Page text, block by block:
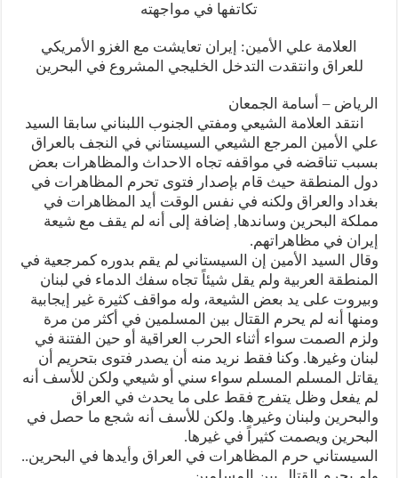
تكاتفها في مواجهته
العلامة علي الأمين: إيران تعايشت مع الغزو الأمريكي
للعراق وانتقدت التدخل الخليجي المشروع في البحرين
الرياض – أسامة الجمعان
انتقد العلامة الشيعي ومفتي الجنوب اللبناني سابقا السيد
علي الأمين المرجع الشيعي السيستاني في النجف بالعراق
بسبب تناقضه في مواقفه تجاه الاحداث والمظاهرات بعض
دول المنطقة حيث قام بإصدار فتوى تحرم المظاهرات في
بغداد والعراق ولكنه في نفس الوقت أيد المظاهرات في
مملكة البحرين وساندها, إضافة إلى أنه لم يقف مع شيعة
إيران في مظاهراتهم.
وقال السيد الأمين إن السيستاني لم يقم بدوره كمرجعية في
المنطقة العربية ولم يقل شيئاً تجاه سفك الدماء في لبنان
وبيروت على يد بعض الشيعة، وله مواقف كثيرة غير إيجابية
ومنها أنه لم يحرم القتال بين المسلمين في أكثر من مرة
ولزم الصمت سواء أثناء الحرب العراقية أو حين الفتنة في
لبنان وغيرها. وكنا فقط نريد منه أن يصدر فتوى بتحريم أن
يقاتل المسلم المسلم سواء سني أو شيعي ولكن للأسف أنه
لم يفعل وظل يتفرج فقط على ما يحدث في العراق
والبحرين ولبنان وغيرها. ولكن للأسف أنه شجع ما حصل في
البحرين ويصمت كثيراً في غيرها.
السيستاني حرم المظاهرات في العراق وأيدها في البحرين..